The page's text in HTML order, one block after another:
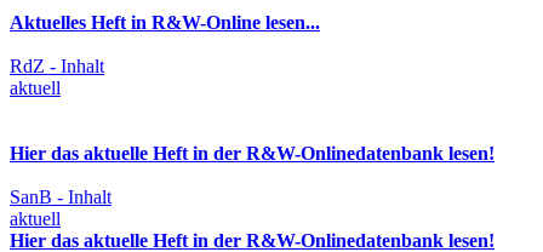
Aktuelles Heft in R&W-Online lesen...
RdZ - Inhalt
aktuell
Hier das aktuelle Heft in der R&W-Onlinedatenbank lesen!
SanB - Inhalt
aktuell
Hier das aktuelle Heft in der R&W-Onlinedatenbank lesen!